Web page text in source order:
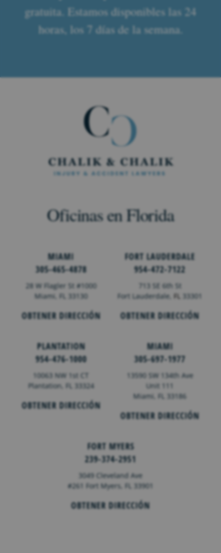
gratuita. Estamos disponibles las 24
horas, los 7 días de la semana.
Oficinas en Florida
MIAMI
305-465-4878
28 W Flagler St #1000
Miami, FL 33130
OBTENER DIRECCIÓN
FORT LAUDERDALE
954-472-7122
713 SE 6th St
Fort Lauderdale,FL 33301
OBTENER DIRECCIÓN
PLANTATION
954-476-1000
10063 NW 1st CT
Plantation, FL 33324
OBTENER DIRECCIÓN
MIAMI
305-697-1977
13590 SW 134th Ave
Unit 111
Miami, FL 33186
OBTENER DIRECCIÓN
FORT MYERS
239-374-2951
3049 Cleveland Ave
#261 Fort Myers, FL 33901
OBTENER DIRECCIÓN